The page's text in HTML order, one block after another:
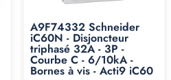
A9F74332 Schneider
iC60N - Disjoncteur
triphasé 32A - 3P -
Courbe C - 6/10kA -
Bornes à vis - Acti9 iC60